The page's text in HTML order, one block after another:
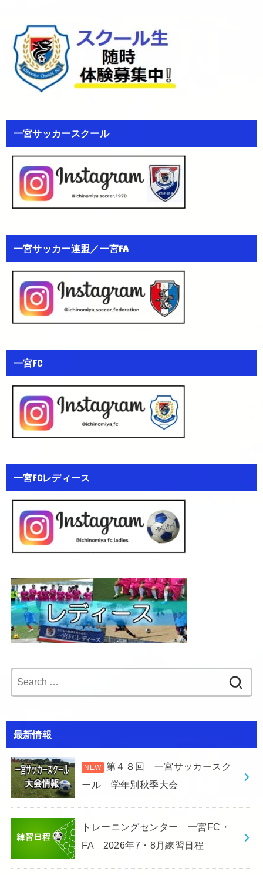
一宮サッカースクール
一宮サッカー連盟／一宮FA
一宮FC
一宮FCレディース
for:
最新情報
第４８回 一宮サッカースク
ール 学年別秋季大会
トレーニングセンター 一宮FC・
FA 2026年7・8月練習日程